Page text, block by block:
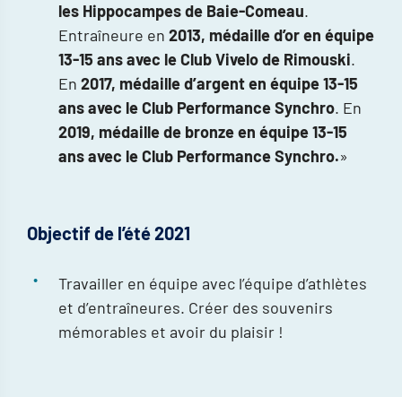
les Hippocampes de Baie-Comeau.
Entraîneure en 2013, médaille d’or en équipe
13-15 ans avec le Club Vivelo de Rimouski.
En 2017, médaille d’argent en équipe 13-15
ans avec le Club Performance Synchro. En
2019, médaille de bronze en équipe 13-15
ans avec le Club Performance Synchro.»
Objectif de l’été 2021
Travailler en équipe avec l’équipe d’athlètes
et d’entraîneures. Créer des souvenirs
mémorables et avoir du plaisir !